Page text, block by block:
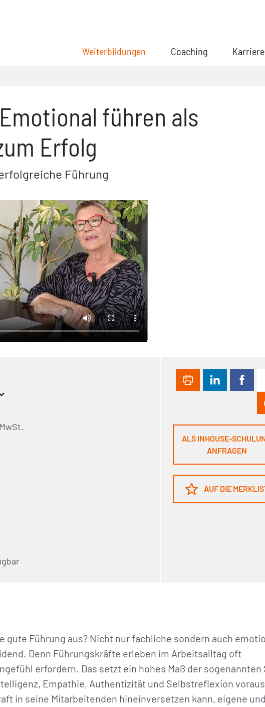
Weiterbildungen (aktuell)Coaching
Emotional führen als
Erfolg
Führung
ALS INHOUSE-
ANFRAGEN
AUF DIE
gute Führung aus? Nicht nur fachliche sondern auch
Denn Führungskräfte erleben im Arbeitsalltag oft
erfordern. Das setzt ein hohes Maß der sogenannten
Empathie, Authentizität und Selbstreflexion
in seine Mitarbeitenden hineinversetzen kann, eigene und